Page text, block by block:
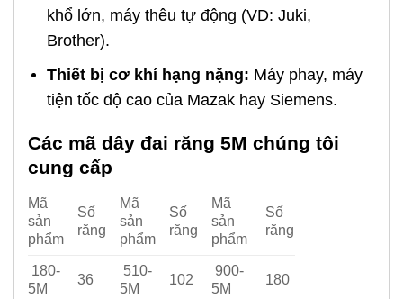
khổ lớn, máy thêu tự động (VD: Juki,
Brother).
Thiết bị cơ khí hạng nặng: Máy phay, máy
tiện tốc độ cao của Mazak hay Siemens.
Các mã dây đai răng 5M chúng tôi
cung cấp
Mã
sản
phẩm
Số
răng
Mã
sản
phẩm
Số
răng
Mã
sản
phẩm
Số
răng
180-
5M
36
510-
5M
102
900-
5M
180